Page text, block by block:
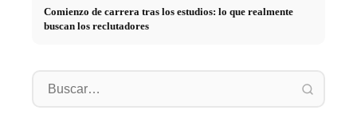
Comienzo de carrera tras los estudios: lo que realmente
buscan los reclutadores